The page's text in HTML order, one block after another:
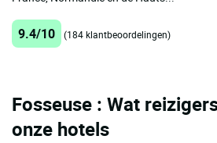
9.4/10 (184 klantbeoordelingen)
Fosseuse : Wat
onze hotels